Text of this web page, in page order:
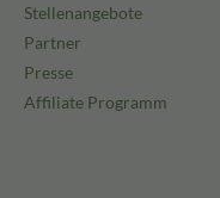
Stellenangebote
Partner
Presse
Affiliate Programm